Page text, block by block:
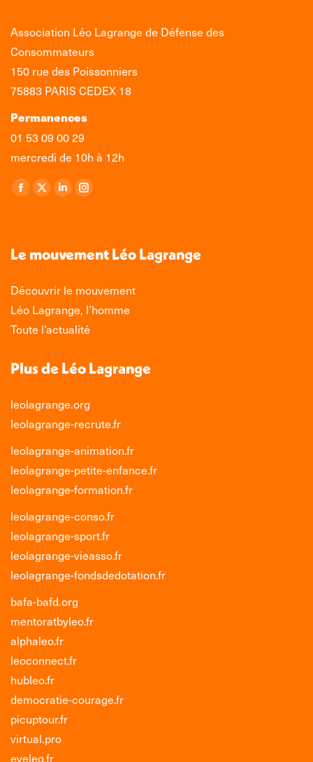
Association Léo Lagrange de Défense des
Consommateurs
150 rue des Poissonniers
75883 PARIS CEDEX 18
Permanences
01 53 09 00 29
mercredi de 10h à 12h
Retrouvez-nous sur :
La
s'ouvre
une
nouvelle
fenêtre
La
s'ouvre
une
fenêtre
La
s'ouvre
une
nouvelle
fenêtre
La
s'ouvre
une
nouvelle
fenêtre
Le mouvement Léo Lagrange
Découvrir le mouvement
Léo Lagrange, l’homme
Toute l’actualité
Plus de Léo Lagrange
leolagrange.org
leolagrange-recrute.fr
leolagrange-animation.fr
leolagrange-petite-enfance.fr
leolagrange-formation.fr
leolagrange-conso.fr
leolagrange-sport.fr
leolagrange-vieasso.fr
leolagrange-fondsdedotation.fr
bafa-bafd.org
mentoratbyleo.fr
alphaleo.fr
leoconnect.fr
hubleo.fr
democratie-courage.fr
picuptour.fr
virtual.pro
eveleo.fr